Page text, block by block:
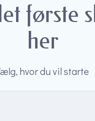
første
her
hvor du vil starte